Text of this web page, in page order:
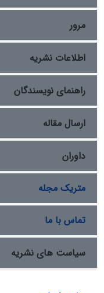
بود که مسلمانان
کشتی‌سازی علاوه
مهمی در گسترش
مسلمانان با سایر
مرور
اطلاعات نشریه
راهنمای نویسندگان
ارسال مقاله
داوران
متریک مجله
تماس با ما
سیاست های نشریه